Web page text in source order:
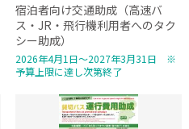
宿泊者向け交通助成（高速バ
ス・JR・飛行機利用者へのタク
シー助成）
2026年4月1日～2027年3月31日 ※
予算上限に達し次第終了